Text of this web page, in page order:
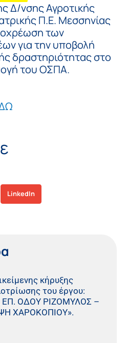
Δ/νσης Αγροτικής
Π.Ε. Μεσσηνίας
των
για την υποβολή
δραστηριότητας στο
του ΟΣΠΑ.
LinkedIn
κήρυξης
του έργου:
ΕΠ. ΟΔΟΥ ΡΙΖΟΜΥΛΟΣ –
ΧΑΡΟΚΟΠΙΟΥ».